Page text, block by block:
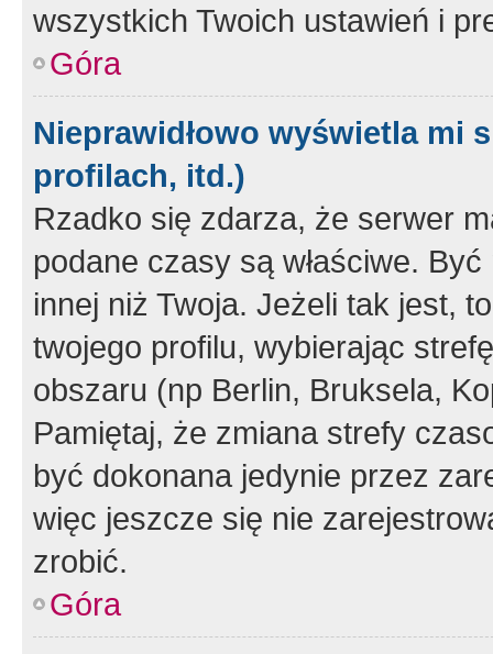
wszystkich Twoich ustawień i
Góra
Nieprawidłowo wyświetla mi
profilach, itd.)
Rzadko się zdarza, że serwer
podane czasy są właściwe.
innej niż Twoja. Jeżeli tak jest,
twojego profilu, wybierając
obszaru (np Berlin, Bruksela,
Pamiętaj, że zmiana strefy
być dokonana jedynie przez
więc jeszcze się nie
zrobić.
Góra